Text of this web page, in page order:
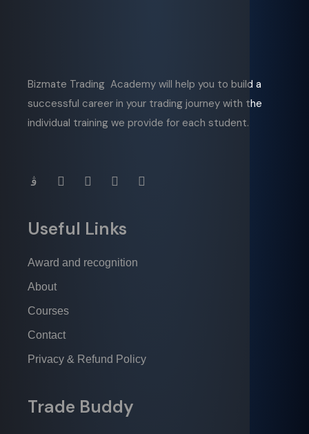
Bizmate Trading Academy will help you to build a
successful career in your trading journey with the
individual training we provide for each student.
Useful Links
Award and recognition
About
Courses
Contact
Privacy & Refund Policy
Trade Buddy